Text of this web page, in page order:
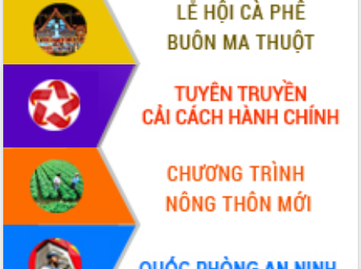
Tập huấn ứng dụng trí tuệ nhân tạo (AI)
trong thương mại điện tử năm 2026
Đoàn đại biểu Quốc hội tỉnh Đắk Lắk
trao đổi thông tin trước Kỳ họp thứ
nhất, Quốc hội khóa XVI
Quyết liệt cải cách hành chính, khơi
thông nguồn lực phát triển
Nâng cao hiệu lực, hiệu quả HĐND
tỉnh thông qua hiện đại hóa hành chính
Xã Ea Phê gắn cải cách hành chính với
chuyển đổi số
Phó Chủ tịch Thường trực UBND tỉnh
Hồ Thị Nguyên Thảo làm việc tại Trung
tâm Phục vụ hành chính công xã Ea
Phê